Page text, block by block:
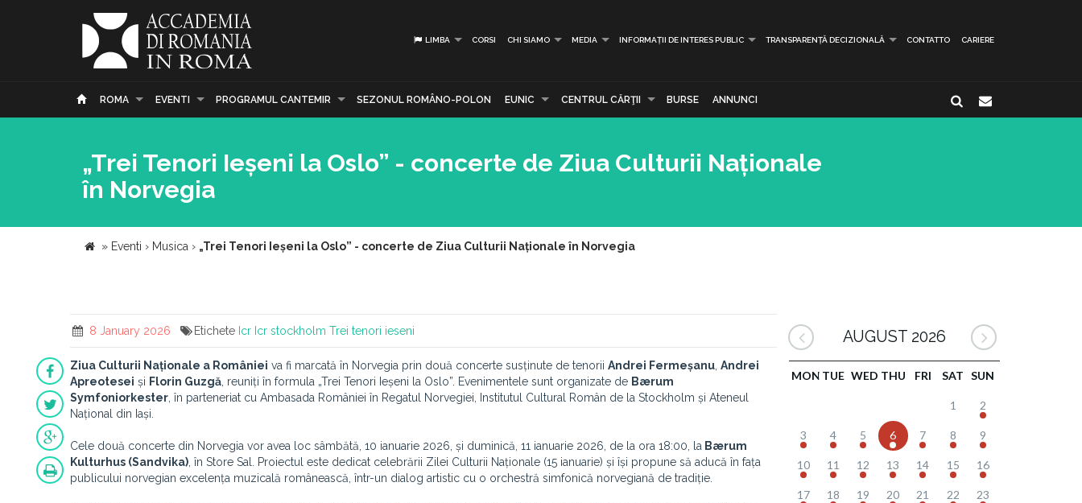
LIMBA CORSI CHI SIAMO MEDIA INFORMAȚII DE INTERES PUBLIC TRANSPARENȚĂ DECIZIONALĂ CONTATTO CARIERE
ROMA EVENTI PROGRAMUL CANTEMIR SEZONUL ROMÂNO-POLON EUNIC CENTRUL CĂRŢII BURSE ANNUNCI
„Trei Tenori Ieșeni la Oslo” - concerte de Ziua Culturii Naționale
în Norvegia
» Eventi › Musica › „Trei Tenori Ieșeni la Oslo” - concerte de Ziua Culturii Naționale în Norvegia
8 January 2026 Etichete Icr Icr stockholm Trei tenori ieseni
Ziua Culturii Naționale a României va fi marcată în Norvegia prin două concerte susținute de tenorii Andrei Fermeșanu Andrei
Apreotesei și Florin Guzgă , reuniți în formula „Trei Tenori Ieșeni la Oslo”. Evenimentele sunt organizate de Bærum
Symfoniorkester , în parteneriat cu Ambasada României în Regatul Norvegiei, Institutul Cultural Român de la Stockholm și Ateneul
Național din Iași.
Cele două concerte din Norvegia vor avea loc sâmbătă, 10 ianuarie 2026, și duminică, 11 ianuarie 2026, de la ora 18:00, la Bærum
Kulturhus (Sandvika) , în Store Sal. Proiectul este dedicat celebrării Zilei Culturii Naționale (15 ianuarie) și își propune să aducă în fața
publicului norvegian excelența muzicală românească, într-un dialog artistic cu o orchestră simfonică norvegiană de tradiție.
AUGUST 2026
MON TUE WED THU FRI SAT SUN
1 2
3 4 5 6 7 8 9
10 11 12 13 14 15 16
17 18 19 20 21 22 23